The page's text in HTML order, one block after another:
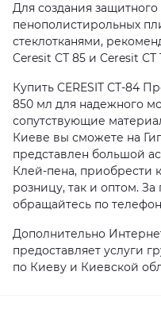
Для создания
пенополистирольных
стеклотканями,
Ceresit СТ 85 и Ceresit
Купить CERESIT СТ-84
850 мл для надежного
сопутствующие
Киеве вы сможете на
представлен большой
Клей-пена, приобрести
розницу, так и оптом.
обращайтесь по
Дополнительно
предоставляет услуги
по Киеву и Киевской